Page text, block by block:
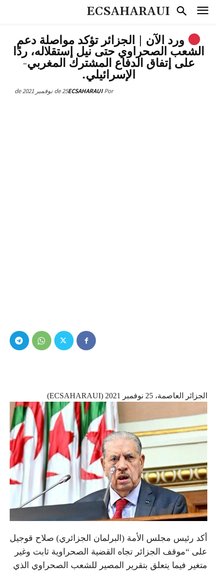
ECSAHARAUI
ورد الآن | الجزائر تؤكد مواصلة دعم
الشعب الصحراوي حتى نيل إستقلاله، ردًا
على إتفاق الدفاع المشترك المغربي-
الإسرائيلي.
Por
ECSAHARAUI25 de نوفمبر de 2021
الجزائر العاصمة، 25 نوفمبر 2021 (ECSAHARAUI)
أكد رئيس مجلس الأمة (البرلمان الجزائري) صلاح قوجيل
على “موقف الجزائر تجاه القضية الصحراوية ثابت وغير
متغير فيما يتعلق بتقرير المصير للشعب الصحراوي الذي